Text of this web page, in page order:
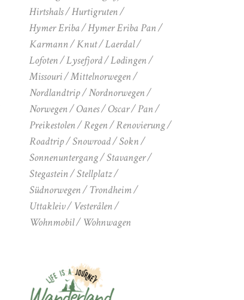
Hirtshals
Hurtigruten
Hymer Eriba
Hymer Eriba Pan
Karmann
Knut
Laerdal
Lofoten
Lysefjord
Lødingen
Missouri
Mittelnorwegen
Nordlandtrip
Nordnorwegen
Norwegen
Oanes Oscar
Pan
Preikestolen
Regen
Renovierung
Roadtrip
Snowroad
Sokn
Sonnenuntergang
Stavanger
Stegastein
Stellplatz
Südnorwegen
Trondheim
Uttakleiv
Vesterålen
Wohnmobil
Wohnwagen